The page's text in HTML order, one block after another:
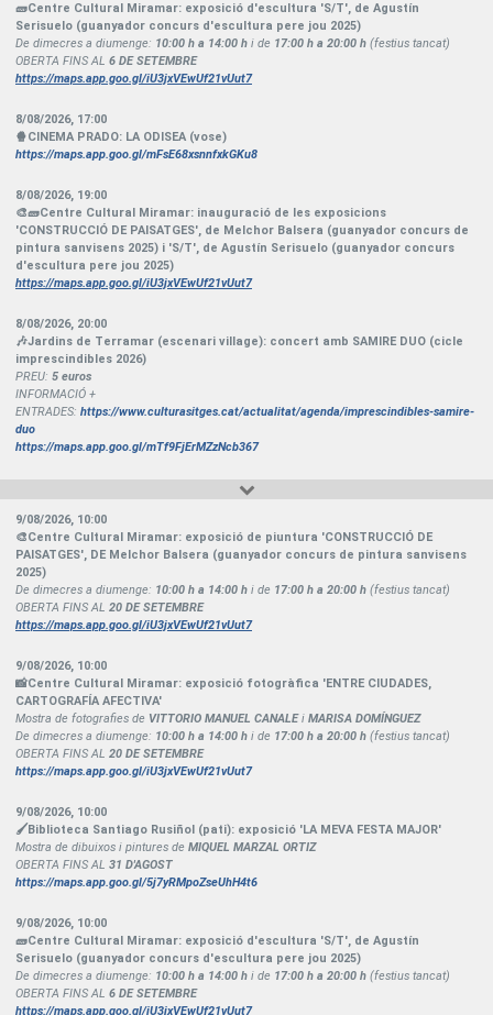
🧱Centre Cultural Miramar: exposició d'escultura 'S/T', de Agustín
Serisuelo (guanyador concurs d'escultura pere jou 2025)
De dimecres a diumenge: 10:00 h a 14:00 h i de 17:00 h a 20:00 h (festius tancat)
OBERTA FINS AL 6 DE SETEMBRE
https://maps.app.goo.gl/iU3jxVEwUf21vUut7
8/08/2026, 17:00
🍿CINEMA PRADO: LA ODISEA (vose)
https://maps.app.goo.gl/mFsE68xsnnfxkGKu8
8/08/2026, 19:00
🎨🧱Centre Cultural Miramar: inauguració de les exposicions
'CONSTRUCCIÓ DE PAISATGES', de Melchor Balsera (guanyador concurs de
pintura sanvisens 2025) i 'S/T', de Agustín Serisuelo (guanyador concurs
d'escultura pere jou 2025)
https://maps.app.goo.gl/iU3jxVEwUf21vUut7
8/08/2026, 20:00
🎶Jardins de Terramar (escenari village): concert amb SAMIRE DUO (cicle
imprescindibles 2026)
PREU: 5 euros
INFORMACIÓ +
ENTRADES: https://www.culturasitges.cat/actualitat/agenda/imprescindibles-samire-
duo
https://maps.app.goo.gl/mTf9FjErMZzNcb367
9/08/2026, 10:00
🎨Centre Cultural Miramar: exposició de piuntura 'CONSTRUCCIÓ DE
PAISATGES', DE Melchor Balsera (guanyador concurs de pintura sanvisens
2025)
De dimecres a diumenge: 10:00 h a 14:00 h i de 17:00 h a 20:00 h (festius tancat)
OBERTA FINS AL 20 DE SETEMBRE
https://maps.app.goo.gl/iU3jxVEwUf21vUut7
9/08/2026, 10:00
📸Centre Cultural Miramar: exposició fotogràfica 'ENTRE CIUDADES,
CARTOGRAFÍA AFECTIVA'
Mostra de fotografies de VITTORIO MANUEL CANALEi MARISA DOMÍNGUEZ
De dimecres a diumenge: 10:00 h a 14:00 h i de 17:00 h a 20:00 h (festius tancat)
OBERTA FINS AL 20 DE SETEMBRE
https://maps.app.goo.gl/iU3jxVEwUf21vUut7
9/08/2026, 10:00
🖌Biblioteca Santiago Rusiñol (pati): exposició 'LA MEVA FESTA MAJOR'
Mostra de dibuixos i pintures de MIQUEL MARZAL ORTIZ
OBERTA FINS AL 31 D'AGOST
https://maps.app.goo.gl/5j7yRMpoZseUhH4t6
9/08/2026, 10:00
🧱Centre Cultural Miramar: exposició d'escultura 'S/T', de Agustín
Serisuelo (guanyador concurs d'escultura pere jou 2025)
De dimecres a diumenge: 10:00 h a 14:00 h i de 17:00 h a 20:00 h (festius tancat)
OBERTA FINS AL 6 DE SETEMBRE
https://maps.app.goo.gl/iU3jxVEwUf21vUut7